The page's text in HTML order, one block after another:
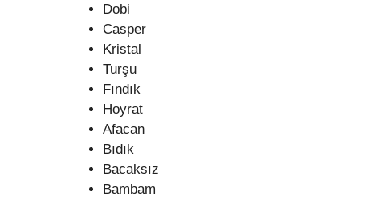
Dobi
Casper
Kristal
Turşu
Fındık
Hoyrat
Afacan
Bıdık
Bacaksız
Bambam